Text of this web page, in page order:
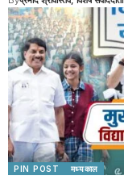
PIN POST मध्यकाल